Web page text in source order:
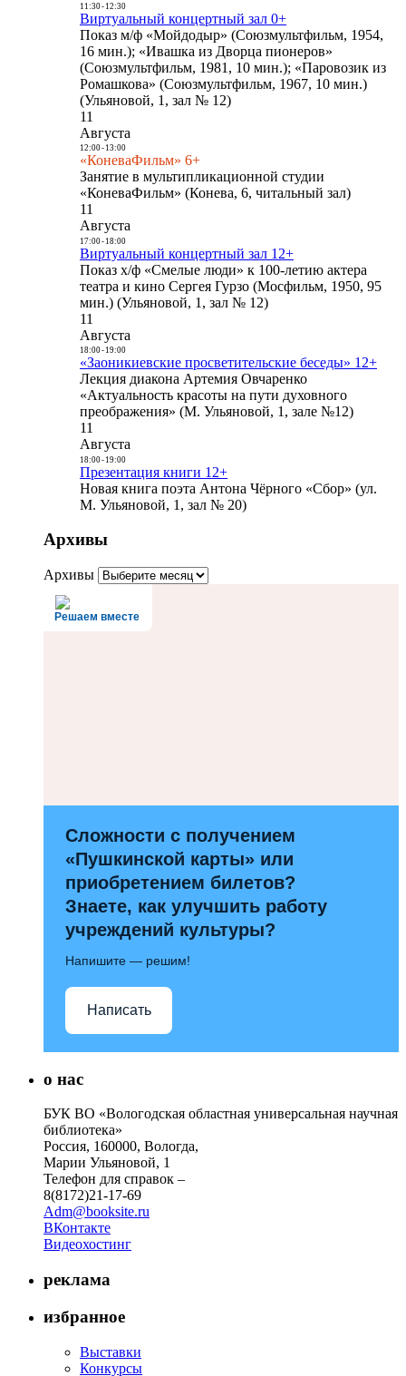
11:30- 12:30
Виртуальный концертный зал 0+
Показ м/ф «Мойдодыр» (Союзмультфильм, 1954,
16 мин.); «Ивашка из Дворца пионеров»
(Союзмультфильм, 1981, 10 мин.); «Паровозик из
Ромашкова» (Союзмультфильм, 1967, 10 мин.)
(Ульяновой, 1, зал № 12)
11
Августа
12:00- 13:00
«КоневаФильм» 6+
Занятие в мультипликационной студии
«КоневаФильм» (Конева, 6, читальный зал)
11
Августа
17:00- 18:00
Виртуальный концертный зал 12+
Показ х/ф «Смелые люди» к 100-летию актера
театра и кино Сергея Гурзо (Мосфильм, 1950, 95
мин.) (Ульяновой, 1, зал № 12)
11
Августа
18:00- 19:00
«Заоникиевские просветительские беседы» 12+
Лекция диакона Артемия Овчаренко
«Актуальность красоты на пути духовного
преображения» (М. Ульяновой, 1, зале №12)
11
Августа
18:00- 19:00
Презентация книги 12+
Новая книга поэта Антона Чёрного «Сбор» (ул.
М. Ульяновой, 1, зал № 20)
Архивы
Архивы
Решаем вместе
Сложности с получением
«Пушкинской карты» или
приобретением билетов?
Знаете, как улучшить работу
учреждений культуры?
Напишите — решим!
Написать
о нас
БУК ВО «Вологодская областная универсальная научная
библиотека»
Россия, 160000, Вологда,
Марии Ульяновой, 1
Телефон для справок –
8(8172)21-17-69
Adm@booksite.ru
ВКонтакте
Видеохостинг
реклама
избранное
Выставки
Конкурсы